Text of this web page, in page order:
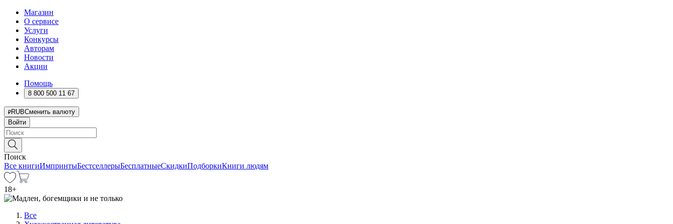
Магазин
О сервисе
Услуги
Конкурсы
Авторам
Новости
Акции
Помощь
8 800 500 11 67
RUBСменить валюту
Войти
Поиск
Все книгиИмпринтыБестселлерыБесплатныеСкидкиПодборкиКниги людям
18+
Все